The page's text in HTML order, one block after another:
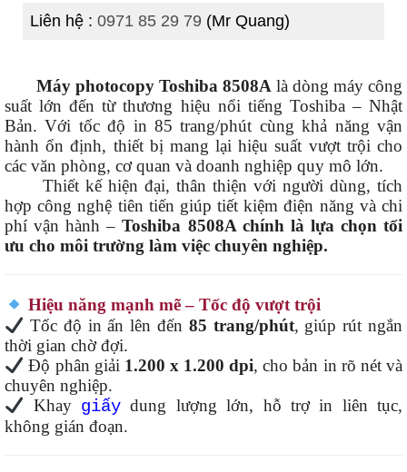
Liên hệ : 0971 85 29 79 (Mr Quang)
Máy photocopy Toshiba 8508A là dòng máy công
suất lớn đến từ thương hiệu nổi tiếng Toshiba – Nhật
Bản. Với tốc độ in 85 trang/phút cùng khả năng vận
hành ổn định, thiết bị mang lại hiệu suất vượt trội cho
các văn phòng, cơ quan và doanh nghiệp quy mô lớn.
Thiết kế hiện đại, thân thiện với người dùng, tích
hợp công nghệ tiên tiến giúp tiết kiệm điện năng và chi
phí vận hành –Toshiba 8508A chính là lựa chọn tối
ưu cho môi trường làm việc chuyên nghiệp.
Hiệu năng mạnh mẽ – Tốc độ vượt trội
Tốc độ in ấn lên đến 85 trang/phút, giúp rút ngắn
thời gian chờ đợi.
Độ phân giải 1.200 x 1.200 dpi, cho bản in rõ nét và
chuyên nghiệp.
Khay giấy dung lượng lớn, hỗ trợ in liên tục,
không gián đoạn.